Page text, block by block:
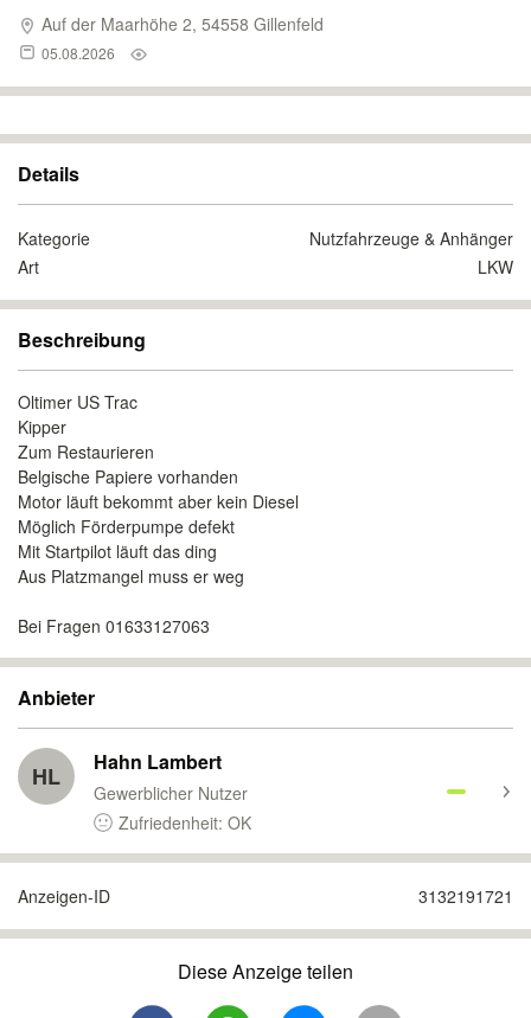
Auf der Maarhöhe 2, 54558 Gillenfeld
05.08.2026
Details
Kategorie
Nutzfahrzeuge & Anhänger
Art
LKW
Beschreibung
Oltimer US Trac
Kipper
Zum Restaurieren
Belgische Papiere vorhanden
Motor läuft bekommt aber kein Diesel
Möglich Förderpumpe defekt
Mit Startpilot läuft das ding
Aus Platzmangel muss er weg
Bei Fragen 01633127063
Anbieter
HL Hahn Lambert
Gewerblicher Nutzer
Zufriedenheit: OK
Anzeigen-ID 3132191721
Diese Anzeige teilen